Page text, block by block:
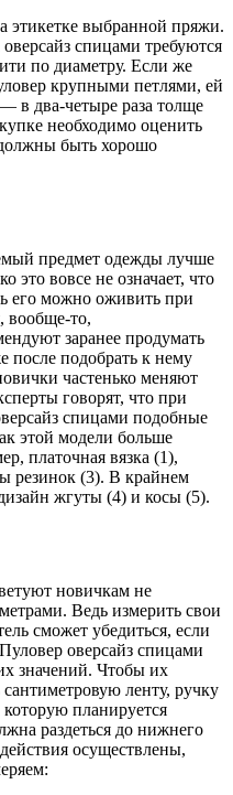
этикетке выбранной пряжи.
спицами требуются
по диаметру. Если же
крупными петлями, ей
в два-четыре раза толще
необходимо оценить
быть хорошо
предмет одежды лучше
это вовсе не означает, что
его можно оживить при
вообще-то,
заранее продумать
после подобрать к нему
частенько меняют
говорят, что при
спицами подобные
этой модели больше
платочная вязка (1),
резинок (3). В крайнем
жгуты (4) и косы (5).
новичкам не
Ведь измерить свои
сможет убедиться, если
оверсайз спицами
значений. Чтобы их
ленту, ручку
планируется
раздеться до нижнего
осуществлены,